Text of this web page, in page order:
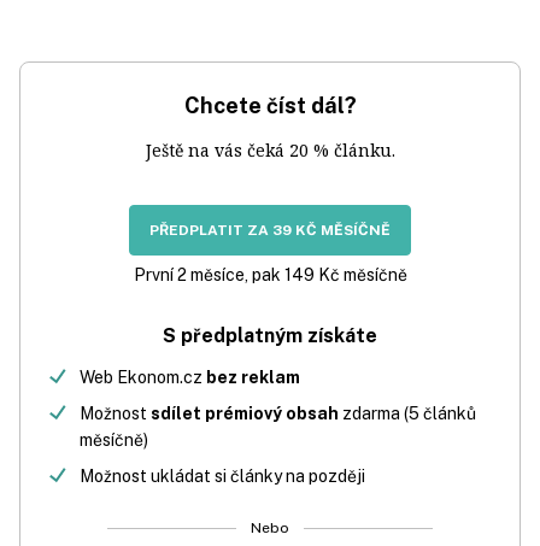
Chcete číst dál?
Ještě na vás čeká 20 % článku.
PŘEDPLATIT ZA 39 KČ MĚSÍČNĚ
První 2 měsíce, pak 149 Kč měsíčně
S předplatným získáte
Web Ekonom.cz bez reklam
Možnost sdílet prémiový obsah zdarma (5 článků
měsíčně)
Možnost ukládat si články na později
Nebo